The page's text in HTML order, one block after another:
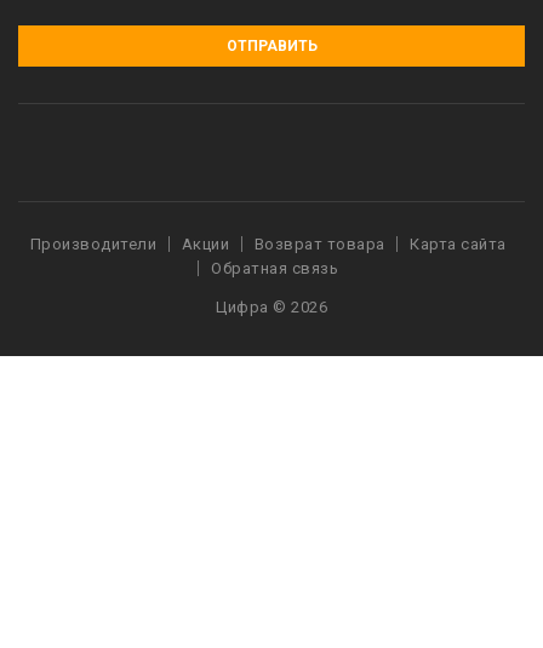
ОТПРАВИТЬ
Производители Акции Возврат товара
Карта сайта
Обратная связь
Цифра © 2026